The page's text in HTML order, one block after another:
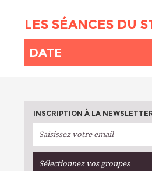
LES SÉANCES DU
DATE
INSCRIPTION À LA
Sélectionnez vos groupes